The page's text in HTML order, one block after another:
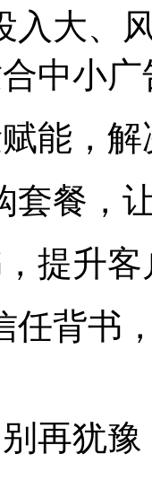
入大、
中小
赋能，
套餐，
，提升
任背书
再犹